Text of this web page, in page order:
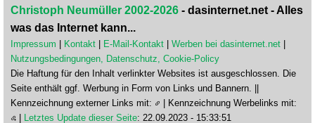
Christoph Neumüller 2002-2026 - dasinternet.net - Alles
was das Internet kann...
Impressum Kontakt E-Mail-Kontakt Werben bei dasinternet.net
Nutzungsbedingungen, Datenschutz, Cookie-Policy
Die Haftung für den Inhalt verlinkter Websites ist ausgeschlossen. Die
Seite enthält ggf. Werbung in Form von Links und Bannern. ||
Kennzeichnung externer Links mit:
| Kennzeichnung Werbelinks mit:
Letztes Update dieser Seite: 22.09.2023 - 15:33:51